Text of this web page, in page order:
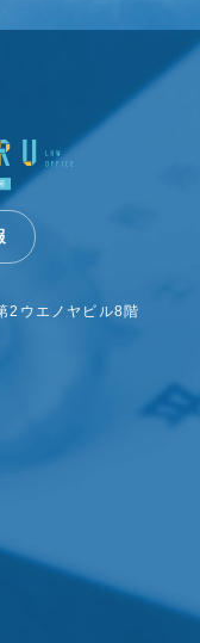
2ウエノヤビル8階